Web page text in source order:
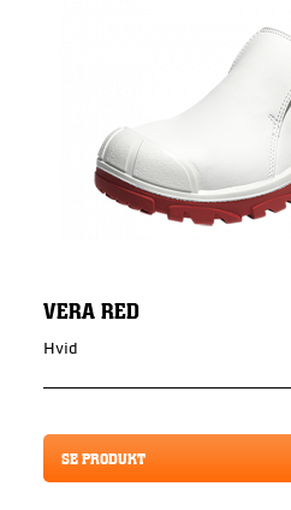
VERA RED
Hvid
SE PRODUKT